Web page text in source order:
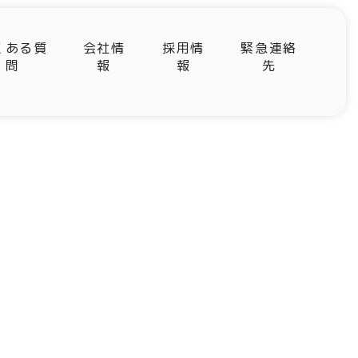
ある質
問
会社情
報
採用情
報
緊急連絡
先